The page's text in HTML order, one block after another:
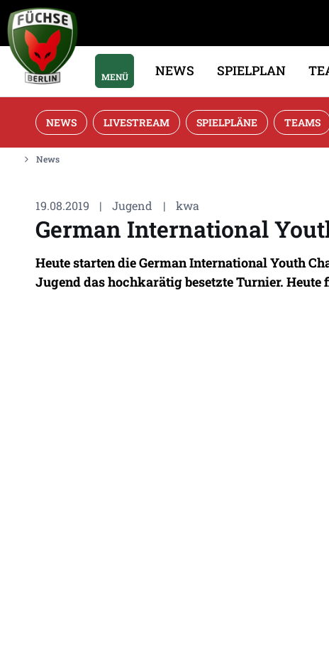
MENÜ NEWS SPIELPLAN
NEWS LIVESTREAM SPIELPLÄNE TEAMS
News
19.08.2019 | Jugend | kwa
German International
Heute starten die German International Youth
Jugend das hochkarätig besetzte Turnier.